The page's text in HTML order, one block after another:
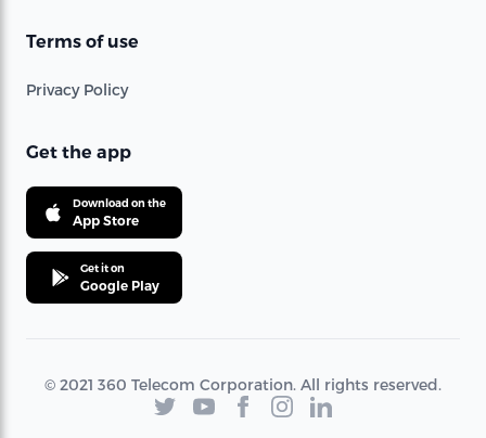
Terms of use
Privacy Policy
Get the app
Download on the
App Store
Get it on
Google Play
© 2021 360 Telecom Corporation. All rights reserved.